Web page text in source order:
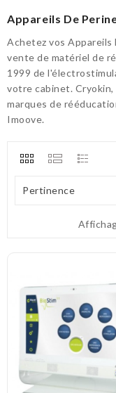
Appareils De
Achetez vos Appareils
vente de matériel de
1999 de
votre cabinet.
marques de
Imoove.
Pertinence